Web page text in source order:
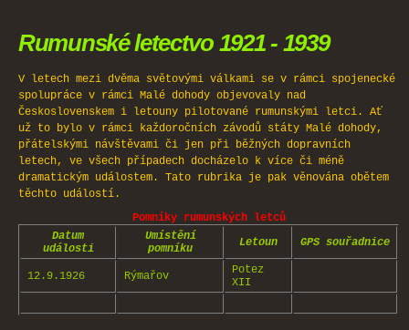
Rumunské letectvo 1921 - 1939
V letech mezi dvěma světovými válkami se v rámci spojenecké
spolupráce v rámci Malé dohody objevovaly nad
Československem i letouny pilotované rumunskými letci. Ať
už to bylo v rámci každoročních závodů státy Malé dohody,
přátelskými návštěvami či jen při běžných dopravních
letech, ve všech případech docházelo k více či méně
dramatickým událostem. Tato rubrika je pak věnována obětem
těchto událostí.
Pomníky rumunských letců
Datum
události
Umístění
pomníku
Letoun GPS souřadnice
12.9.1926 Rýmařov
Potez
XII